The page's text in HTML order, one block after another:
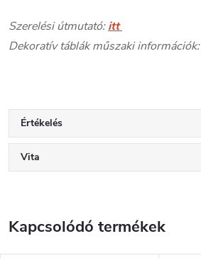
Szerelési útmutató: itt
Dekoratív táblák műszaki információk:
Értékelés
Vita
Kapcsolódó termékek